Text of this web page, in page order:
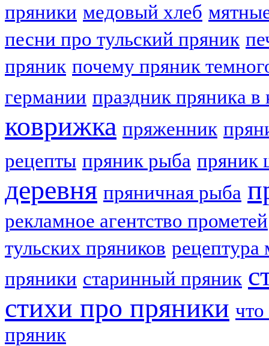
пряники медовый хлеб
песни про тульский пряник
пряник почему пряник
германии праздник пряника в
коврижка пряженник
рецепты пряник рыба пряник
деревня пряничная рыба
рекламное агентство прометей
тульских пряников рецептура
пряники старинный пряник
стихи про пряники что
пряник